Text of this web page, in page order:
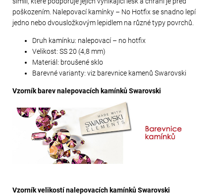
poškozením. Nalepovací kamínky – No Hotfix se snadno lepí
jedno nebo dvousložkovým lepidlem na různé typy povrchů.
Druh kamínku: nalepovací – no hotfix
Velikost: SS 20 (4,8 mm)
Materiál: broušené sklo
Barevné varianty: viz barevnice kamenů Swarovski
Vzorník barev nalepovacích kamínků Swarovski
Vzorník velikostí nalepovacích kamínků Swarovski